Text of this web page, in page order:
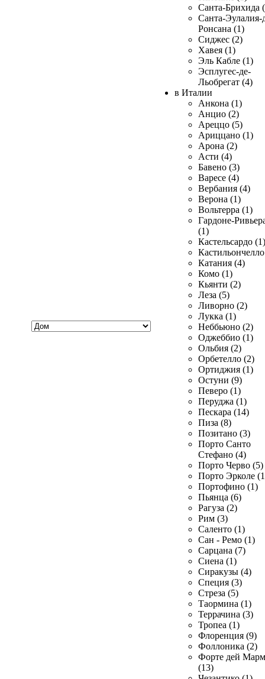
Санта-Брихида
Санта-Эулалия-
Ронсана (1)
Сиджес (2)
Хавея (1)
Эль Кабле (1)
Эсплугес-де-
Льобрегат (4)
в Италии
Анкона (1)
Анцио (2)
Ареццо (5)
Ариццано (1)
Арона (2)
Асти (4)
Бавено (3)
Варесе (4)
Вербания (4)
Верона (1)
Вольтерра (1)
Гардоне-
(1)
Кастельсардо (1)
Катания (4)
Комо (1)
Кьянти (2)
Леза (5)
Ливорно (2)
Лукка (1)
Неббьюно (2)
Оджеббио (1)
Ольбия (2)
Орбетелло (2)
Ортиджия (1)
Остуни (9)
Певеро (1)
Перуджа (1)
Пескара (14)
Пиза (8)
Позитано (3)
Порто Санто
Стефано (4)
Порто Черво (5)
Порто Эрколе
Портофино (1)
Пьянца (6)
Рагуза (2)
Рим (3)
Саленто (1)
Сан - Ремо (1)
Сарцана (7)
Сиена (1)
Сиракузы (4)
Специя (3)
Стреза (5)
Таормина (1)
Террачина (3)
Тропеа (1)
Флоренция (9)
Фоллоника (2)
Форте дей
(13)